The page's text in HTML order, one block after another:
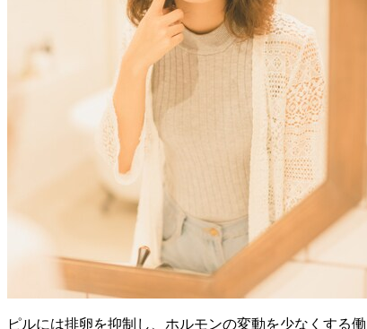
ピルには排卵を抑制し、ホルモンの変動を少なくする